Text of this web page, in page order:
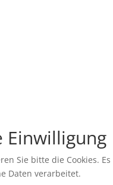
Einwilligung
Sie bitte die Cookies. Es
Daten verarbeitet.